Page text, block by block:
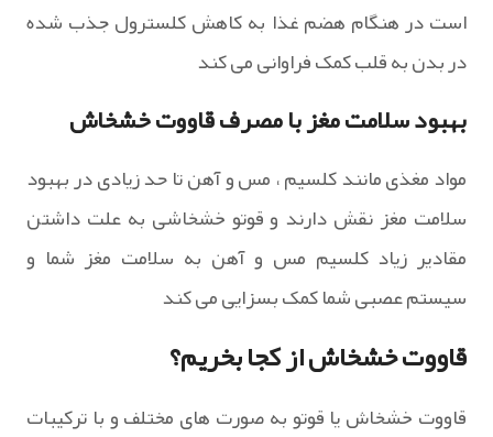
است در هنگام هضم غذا به کاهش کلسترول جذب شده
در بدن به قلب کمک فراوانی می کند
بهبود سلامت مغز با مصرف قاووت خشخاش
مواد مغذی مانند کلسیم ، مس و آهن تا حد زیادی در بهبود
سلامت مغز نقش دارند و قوتو خشخاشی به علت داشتن
مقادیر زیاد کلسیم مس و آهن به سلامت مغز شما و
سیستم عصبی شما کمک بسزایی می کند
قاووت خشخاش از کجا بخریم؟
قاووت خشخاش یا قوتو به صورت های مختلف و با ترکیبات